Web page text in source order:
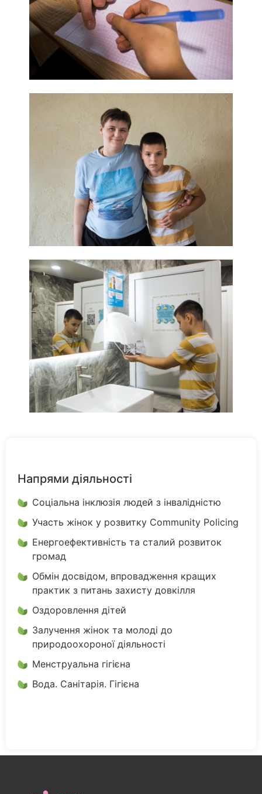
Напрями діяльності
Соціальна інклюзія людей з інвалідністю
Участь жінок у розвитку Community Policing
Енергоефективність та сталий розвиток
громад
Обмін досвідом, впровадження кращих
практик з питань захисту довкілля
Оздоровлення дітей
Залучення жінок та молоді до
природоохороної діяльності
Менструальна гігієна
Вода. Санітарія. Гігієна